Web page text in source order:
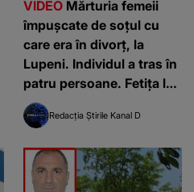
VIDEO Mărturia femeii
împușcate de soțul cu
care era în divorț, la
Lupeni. Individul a tras în
patru persoane. Fetița lor
de 9 ani a scăpat ca prin
minune: "S-a dat jos din
tragă"
Redacția Știrile Kanal D